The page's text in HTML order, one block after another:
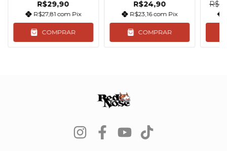
R$29,90
R$27,81com Pix
COMPRAR
R$24,90
R$23,16com Pix
COMPRAR